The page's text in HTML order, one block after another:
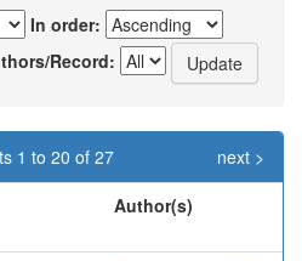
In order:
Record:
1 to 20 of 27
next >
Author(s)